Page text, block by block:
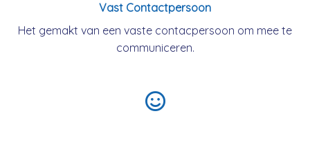
Vast Contactpersoon
Het gemakt van een vaste contacpersoon om mee te
communiceren.